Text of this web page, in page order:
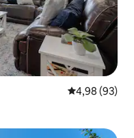
4,98 de uma
4,98 (93)